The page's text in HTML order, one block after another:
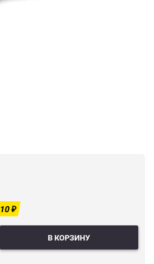
10₽
В КОРЗИНУ